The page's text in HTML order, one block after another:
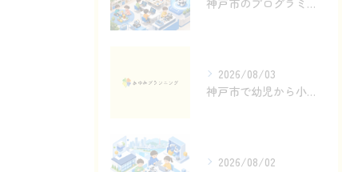
2026/08/03
神戸市で幼児から小学生へ続くロボットものづくり
2026/08/02